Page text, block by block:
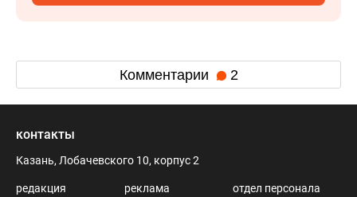
Комментарии 2
контакты
Казань, Лобачевского 10, корпус 2
редакция
реклама
отдел персонала